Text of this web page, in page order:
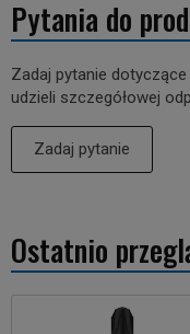
Pytania do
Zadaj pytanie
udzieli szczegółowej
Zadaj pytanie
Ostatnio